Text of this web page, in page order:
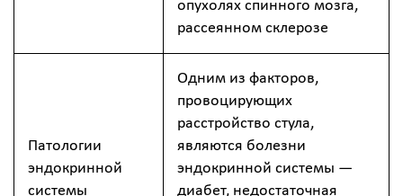
опухолях спинного мозга,
рассеянном склерозе
Патологии
эндокринной
системы
Одним из факторов,
провоцирующих
расстройство стула,
являются болезни
эндокринной системы —
диабет, недостаточная